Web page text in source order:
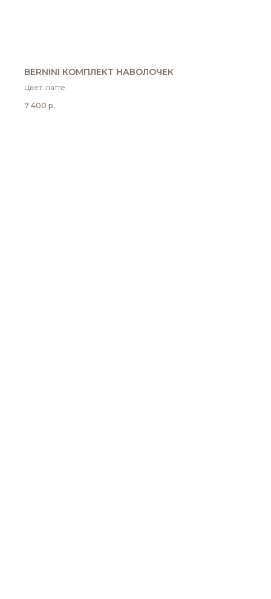
BERNINI КОМПЛЕКТ НАВОЛОЧЕК
Цвет: латте.
7 400 р.